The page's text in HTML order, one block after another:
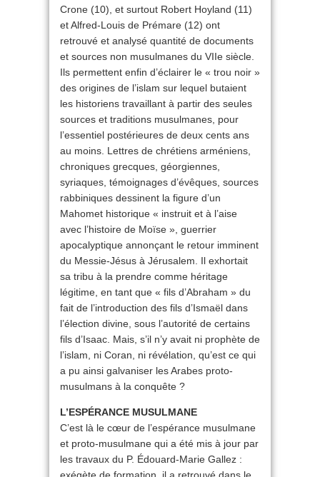
Crone (10), et surtout Robert Hoyland (11)
et Alfred-Louis de Prémare (12) ont
retrouvé et analysé quantité de documents
et sources non musulmanes du VIIe siècle.
Ils permettent enfin d’éclairer le « trou noir »
des origines de l’islam sur lequel butaient
les historiens travaillant à partir des seules
sources et traditions musulmanes, pour
l’essentiel postérieures de deux cents ans
au moins. Lettres de chrétiens arméniens,
chroniques grecques, géorgiennes,
syriaques, témoignages d’évêques, sources
rabbiniques dessinent la figure d’un
Mahomet historique « instruit et à l’aise
avec l’histoire de Moïse », guerrier
apocalyptique annonçant le retour imminent
du Messie-Jésus à Jérusalem. Il exhortait
sa tribu à la prendre comme héritage
légitime, en tant que « fils d’Abraham » du
fait de l’introduction des fils d’Ismaël dans
l’élection divine, sous l’autorité de certains
fils d’Isaac. Mais, s’il n’y avait ni prophète de
l’islam, ni Coran, ni révélation, qu’est ce qui
a pu ainsi galvaniser les Arabes proto-
musulmans à la conquête ?
L’ESPÉRANCE MUSULMANE
C’est là le cœur de l’espérance musulmane
et proto-musulmane qui a été mis à jour par
les travaux du P. Édouard-Marie Gallez :